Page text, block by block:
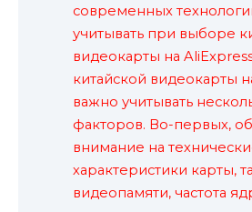
современных
учитывать при выборе
видеокарты на
китайской видеокарты
важно учитывать
факторов. Во-первых,
внимание на
характеристики карты,
видеопамяти, частота